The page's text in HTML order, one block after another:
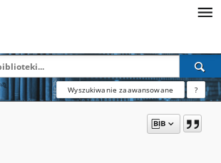
Wyszukiwanie zaawansowane ?